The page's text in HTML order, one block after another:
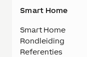
Smart Home
Smart Home
Rondleiding
Referenties